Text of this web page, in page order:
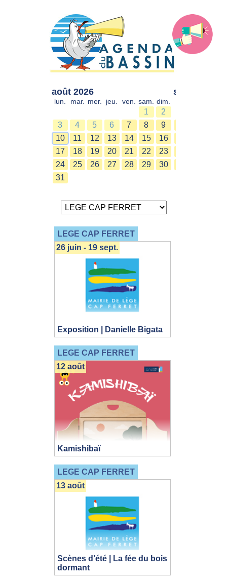
août 2026
lun. mar. mer. jeu. ven. sam. dim.
1
2
3
4 5 6 7 8
9
10
11 12 13 14 15
16
17
18 19 20 21 22
23
24
25 26 27 28 29
30
31
sept. 2026
LEGE CAP FERRET
Exposition | Danielle Bigata
26 juin - 19 sept.
LEGE CAP FERRET
Kamishibaï
12 août
LEGE CAP FERRET
Scènes d’été | La fée du bois
dormant
13 août